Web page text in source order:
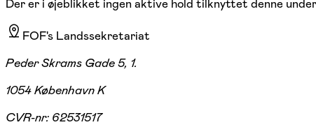
Der er i øjeblikket ingen aktive hold tilknyttet denne
FOF's Landssekretariat
Peder Skrams Gade 5, 1.
1054 København K
CVR-nr: 62531517